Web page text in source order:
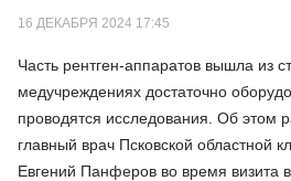
16 ДЕКАБРЯ 2024 17:45
Часть рентген-аппаратов вышла из
медучреждениях достаточно
проводятся исследования. Об этом
главный врач Псковской областной
Евгений Панферов во время визита